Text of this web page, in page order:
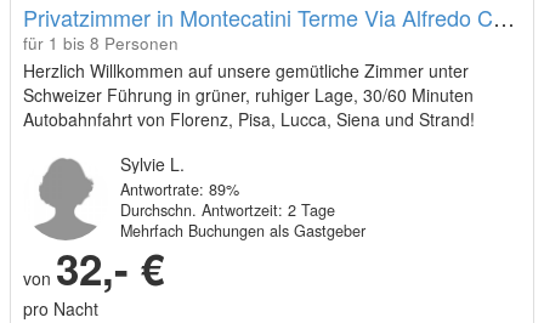
Privatzimmer in Montecatini Terme Via Alfredo Catalani
für 1 bis 8 Personen
Herzlich Willkommen auf unsere gemütliche Zimmer unter
Schweizer Führung in grüner, ruhiger Lage, 30/60 Minuten
Autobahnfahrt von Florenz, Pisa, Lucca, Siena und Strand!
Sylvie L.
Antwortrate: 89%
Durchschn. Antwortzeit: 2 Tage
Mehrfach Buchungen als Gastgeber
von 32,- €
pro Nacht